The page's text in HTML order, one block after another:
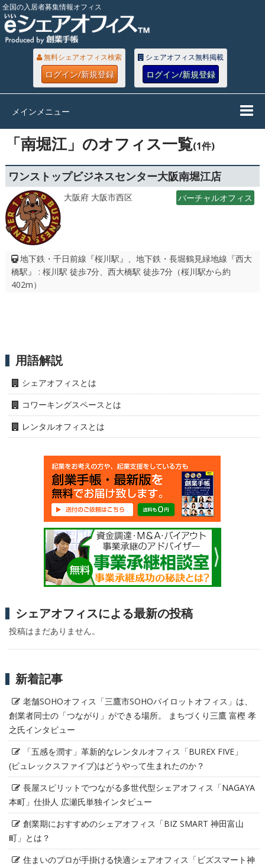
全国の入居者募集情報オフィス
無料シェアオフィス検索
ログイン/新規登録
シェアオフィス無料掲載
ログイン/新規登録
メインメニュー
「南堀江」のオフィス一覧(1件)
ワンストップビジネスセンター大阪南堀江店
大阪府 大阪市西区 バーチャルオフィス
地下鉄・千日前線『桜川駅』、地下鉄・長堀鶴見緑地線『西大
橋駅』 : 桜川駅 徒歩7分、西大橋駅 徒歩7分（桜川駅から約
402m）
用語解説
シェアオフィスとは
コワーキングスペースとは
レンタルオフィスとは
シェアオフィスによる最新の投稿
投稿はまだありません。
新着記事
老舗SOHOオフィス「三鷹市SOHOパイロットオフィス」は、
創業者同士の「つながり」ができる場所。 まちづくり三鷹 富樫 孝
之氏インタビュー
「五感を潤す」革新的なレンタルオフィス「BUREX FIVE」
(ビュレックスファイブ)はどうやって生まれたのか？
長屋スピリットでつながる多世代型シェアオフィス「NAGAYA
本町」仕掛人 広瀬氏単独インタビュー
創業期におすすめのシェアオフィス「BIZ SMART 神田富山
町」とは？
住まいのプロが手掛ける快適シェアオフィス「ビズスマート神